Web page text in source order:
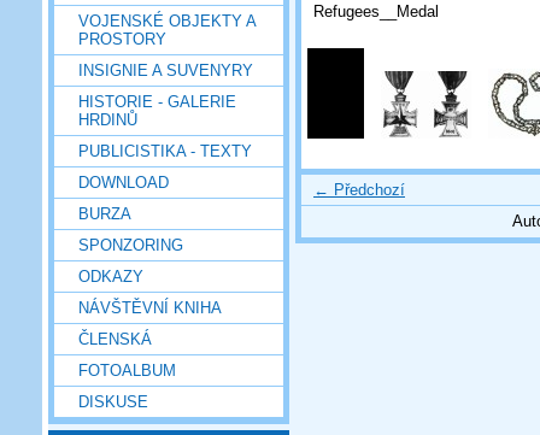
VOJENSKÉ OBJEKTY A
PROSTORY
INSIGNIE A SUVENYRY
HISTORIE - GALERIE
HRDINŮ
PUBLICISTIKA - TEXTY
DOWNLOAD
BURZA
SPONZORING
ODKAZY
NÁVŠTĚVNÍ KNIHA
ČLENSKÁ
FOTOALBUM
DISKUSE
Refugees__Medal
← Předchozí